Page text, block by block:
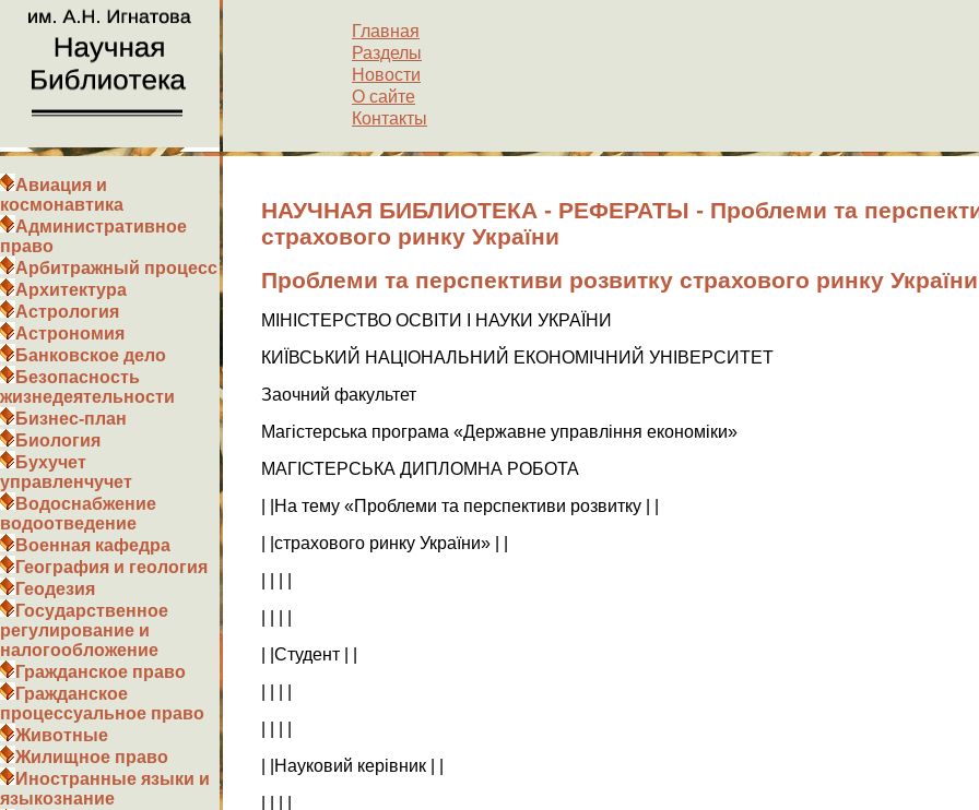
Главная
Разделы
Новости
О сайте
Контакты
Авиация и
космонавтика
Административное
право
Арбитражный процесс
Архитектура
Астрология
Астрономия
Банковское дело
Безопасность
жизнедеятельности
Бизнес-план
Биология
Бухучет
управленчучет
Водоснабжение
водоотведение
Военная кафедра
География и геология
Геодезия
Государственное
регулирование и
налогообложение
Гражданское право
Гражданское
процессуальное право
Животные
Жилищное право
Иностранные языки и
языкознание
НАУЧНАЯ БИБЛИОТЕКА - РЕФЕРАТЫ - Проблеми та
страхового ринку України
Проблеми та перспективи розвитку страхового ринку України
МІНІСТЕРСТВО ОСВІТИ І НАУКИ УКРАЇНИ
КИЇВСЬКИЙ НАЦІОНАЛЬНИЙ ЕКОНОМІЧНИЙ УНІВЕРСИТЕТ
Заочний факультет
Магістерська програма «Державне управління економіки»
МАГІСТЕРСЬКА ДИПЛОМНА РОБОТА
| |На тему «Проблеми та перспективи розвитку | |
| |страхового ринку України» | |
| |Студент | |
| |Науковий керівник | |